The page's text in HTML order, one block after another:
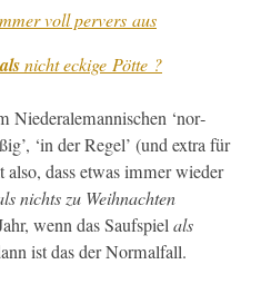
voll per­vers aus
alsnichteck­ige Pötte ?
Niederale­man­nis­chen ‘nor­
‘in der Regel’ (und extra für
also, dass etwas immer wieder
nichts zu Wei­h­nacht­en
wenn das Sauf­spielals
ist das der Normalfall.